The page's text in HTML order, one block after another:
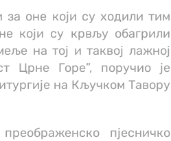
за оне који су ходили тим
који су крвљу обагрили
на тој и таквој лажној
Црне Горе”, поручио је
на Кључком Тавору
пјесничко